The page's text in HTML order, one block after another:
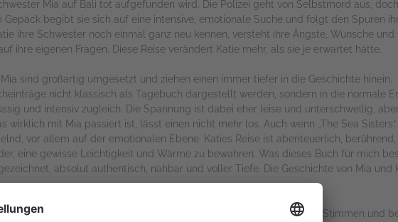
Mia auf Bali tot aufgefunden wird. Die Polizei geht von Selbstmord aus,
begibt sie sich auf eine intensive, emotionale Suche und folgt den Spuren
ihre Schwester noch einmal ganz neu kennen, versteht ihre Ängste, Wünsche und
ihre eigenen Fragen. Diese Reise verändert Katie mehr, als sie je erwartet hätte.
sind großartig umgesetzt und ziehen einen immer tiefer in die Geschichte hinein.
nicht klassisch als Tagebuch dargestellt werden, sondern in die normale
und intensiv zugleich. Die Spannung ist dabei eher leise und unterschwellig,
wirklich mit Mia passiert ist, lässt einen nicht mehr los. Auch wenn „The Sea Sisters“
vor allem auf der emotionalen Ebene. Katies Reise ist abenteuerlich,
eine gewisse Leichtigkeit und Wärme zu bewahren. Was dieses Buch für mich
absolut authentisch, nahbar und voller Tiefe. Die Geschichte von Mia und
Kathrin Hinz und Pia-Rhona Saxe verleihen dieser Geschichte ihre Stimmen und